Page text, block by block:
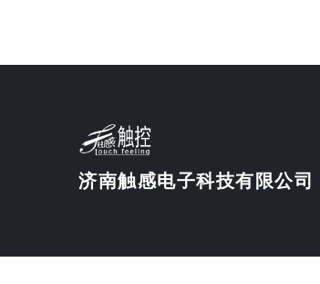
济南触感电子科技有限公司